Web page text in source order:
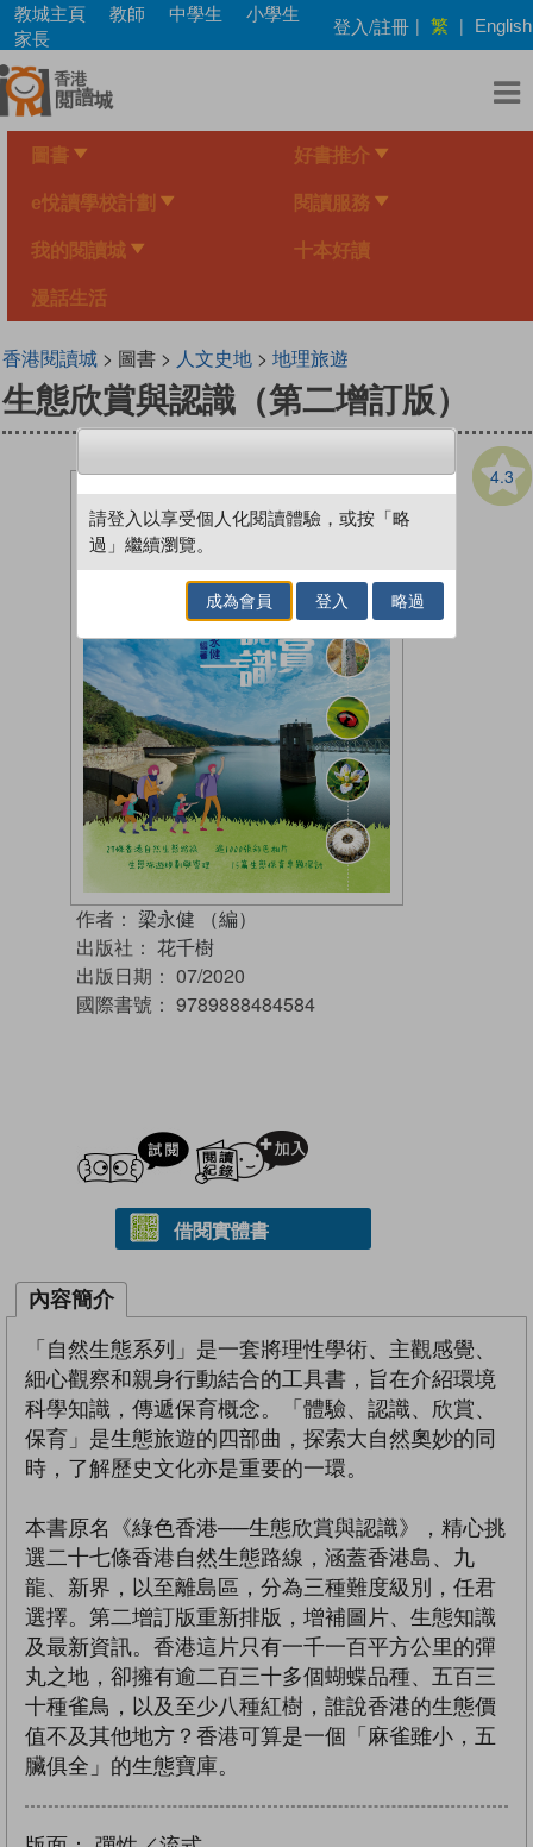
Skip
main
content
教城主頁 教師 中學生
小學生
家長
登入/註冊 | 繁 | English
圖書 好書推介
e悅讀學校計劃 閱讀服務
我的閱讀城 十本好讀
漫話生活
香港閱讀城> 圖書 > 人文史地> 地理旅遊
生態欣賞與認識（第二增訂版）
4.3
作者： 梁永健 （編）
出版社： 花千樹
出版日期： 07/2020
國際書號： 9789888484584
試閲
借閱實體書
內容簡介
「自然生態系列」是一套將理性學術、主觀感覺、
細心觀察和親身行動結合的工具書，旨在介紹環境
科學知識，傳遞保育概念。「體驗、認識、欣賞、
保育」是生態旅遊的四部曲，探索大自然奧妙的同
時，了解歷史文化亦是重要的一環。
本書原名《綠色香港──生態欣賞與認識》，精心挑
選二十七條香港自然生態路線，涵蓋香港島、九
龍、新界，以至離島區，分為三種難度級別，任君
選擇。第二增訂版重新排版，增補圖片、生態知識
及最新資訊。香港這片只有一千一百平方公里的彈
丸之地，卻擁有逾二百三十多個蝴蝶品種、五百三
十種雀鳥，以及至少八種紅樹，誰說香港的生態價
值不及其他地方？香港可算是一個「麻雀雖小，五
臟俱全」的生態寶庫。
請登入以享受個人化閱讀體驗，或按「略
過」繼續瀏覽。
成為會員 登入 略過